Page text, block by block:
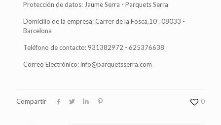
Protección de datos: Jaume Serra - Parquets Serra
Domicilio de la empresa: Carrer de la Fosca,10 . 08033 -
Barcelona
Teléfono de contacto: 931382972 - 625376638
Correo Electrónico: info@parquetsserra.com
Compartir 0